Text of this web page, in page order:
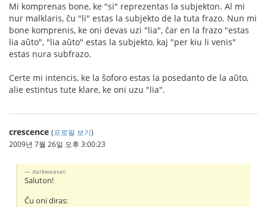
Mi komprenas bone, ke "si" reprezentas la subjekton. Al mi
nur malklaris, ĉu "li" estas la subjekto de la tuta frazo. Nun mi
bone komprenis, ke oni devas uzi "lia", ĉar en la frazo "estas
lia aŭto", "lia aŭto" estas la subjekto, kaj "per kiu li venis"
estas nura subfrazo.
Certe mi intencis, ke la ŝoforo estas la posedanto de la aŭto,
alie estintus tute klare, ke oni uzu "lia".
crescence (프로필 보기)
2009년 7월 26일 오후 3:00:23
darkweasel:
Saluton!
Ĉu oni diras: